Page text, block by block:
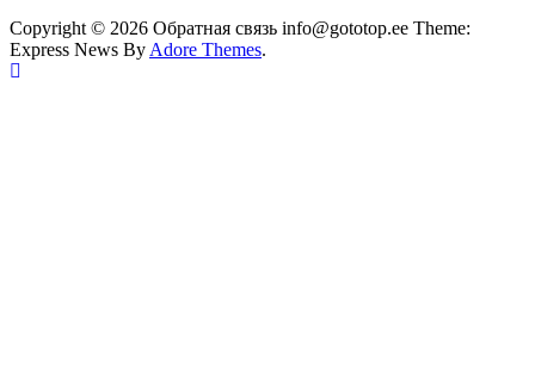
Copyright © 2026 Обратная связь info@gototop.ee Theme:
Express News By Adore Themes.